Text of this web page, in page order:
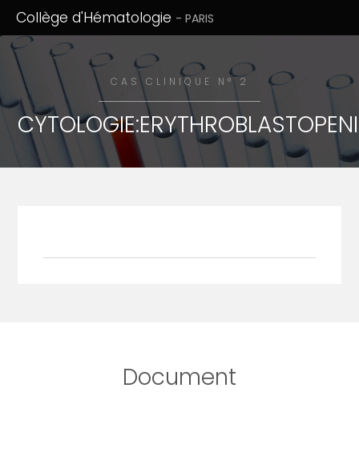
Collège d'Hématologie - PARIS
CAS CLINIQUE N° 2
Document